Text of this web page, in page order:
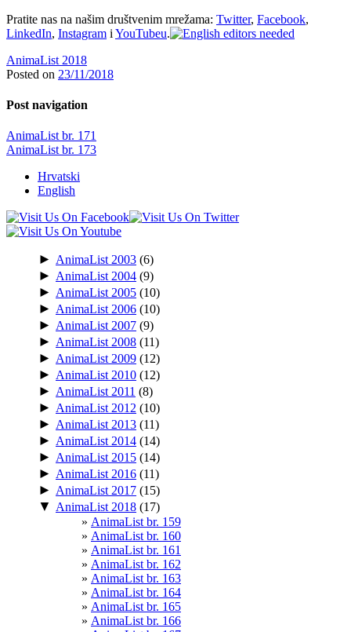
Pratite nas na našim društvenim mrežama: Twitter, Facebook,
LinkedIn, Instagram i YouTubeu.
AnimaList 2018
Posted on 23/11/2018
Post navigation
AnimaList br. 171
AnimaList br. 173
Hrvatski
English
► AnimaList 2003 (6)
► AnimaList 2004 (9)
► AnimaList 2005 (10)
► AnimaList 2006 (10)
► AnimaList 2007 (9)
► AnimaList 2008 (11)
► AnimaList 2009 (12)
► AnimaList 2010 (12)
► AnimaList 2011 (8)
► AnimaList 2012 (10)
► AnimaList 2013 (11)
► AnimaList 2014 (14)
► AnimaList 2015 (14)
► AnimaList 2016 (11)
► AnimaList 2017 (15)
▼ AnimaList 2018 (17)
AnimaList br. 159
AnimaList br. 160
AnimaList br. 161
AnimaList br. 162
AnimaList br. 163
AnimaList br. 164
AnimaList br. 165
AnimaList br. 166